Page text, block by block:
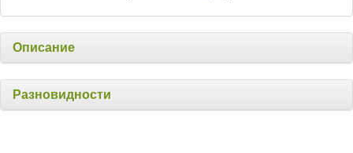
Описание
Разновидности